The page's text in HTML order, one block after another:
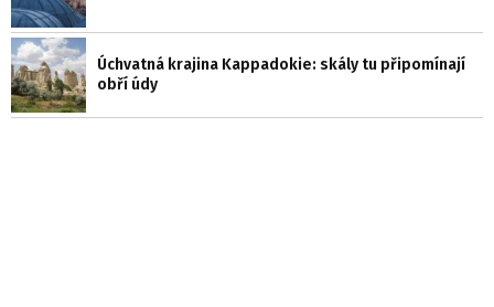
Úchvatná krajina Kappadokie: skály tu připomínají
obří údy